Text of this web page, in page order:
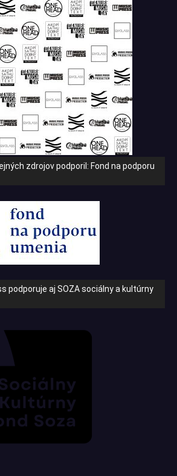
zdrojov podporil: Fond na podporu
podporuje aj SOZA sociálny a kultúrny